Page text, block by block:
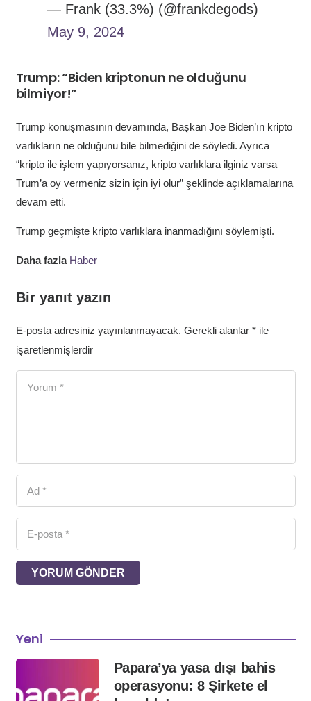
— Frank (33.3%) (@frankdegods)
May 9, 2024
Trump: “Biden kriptonun ne olduğunu
bilmiyor!”
Trump konuşmasının devamında, Başkan Joe Biden’ın kripto
varlıkların ne olduğunu bile bilmediğini de söyledi. Ayrıca
“kripto ile işlem yapıyorsanız, kripto varlıklara ilginiz varsa
Trum’a oy vermeniz sizin için iyi olur” şeklinde açıklamalarına
devam etti.
Trump geçmişte kripto varlıklara inanmadığını söylemişti.
Daha fazla Haber
Bir yanıt yazın
E-posta adresiniz yayınlanmayacak. Gerekli alanlar *ile
işaretlenmişlerdir
YORUM GÖNDER
Yeni
Papara’ya yasa dışı bahis
operasyonu: 8 Şirkete el